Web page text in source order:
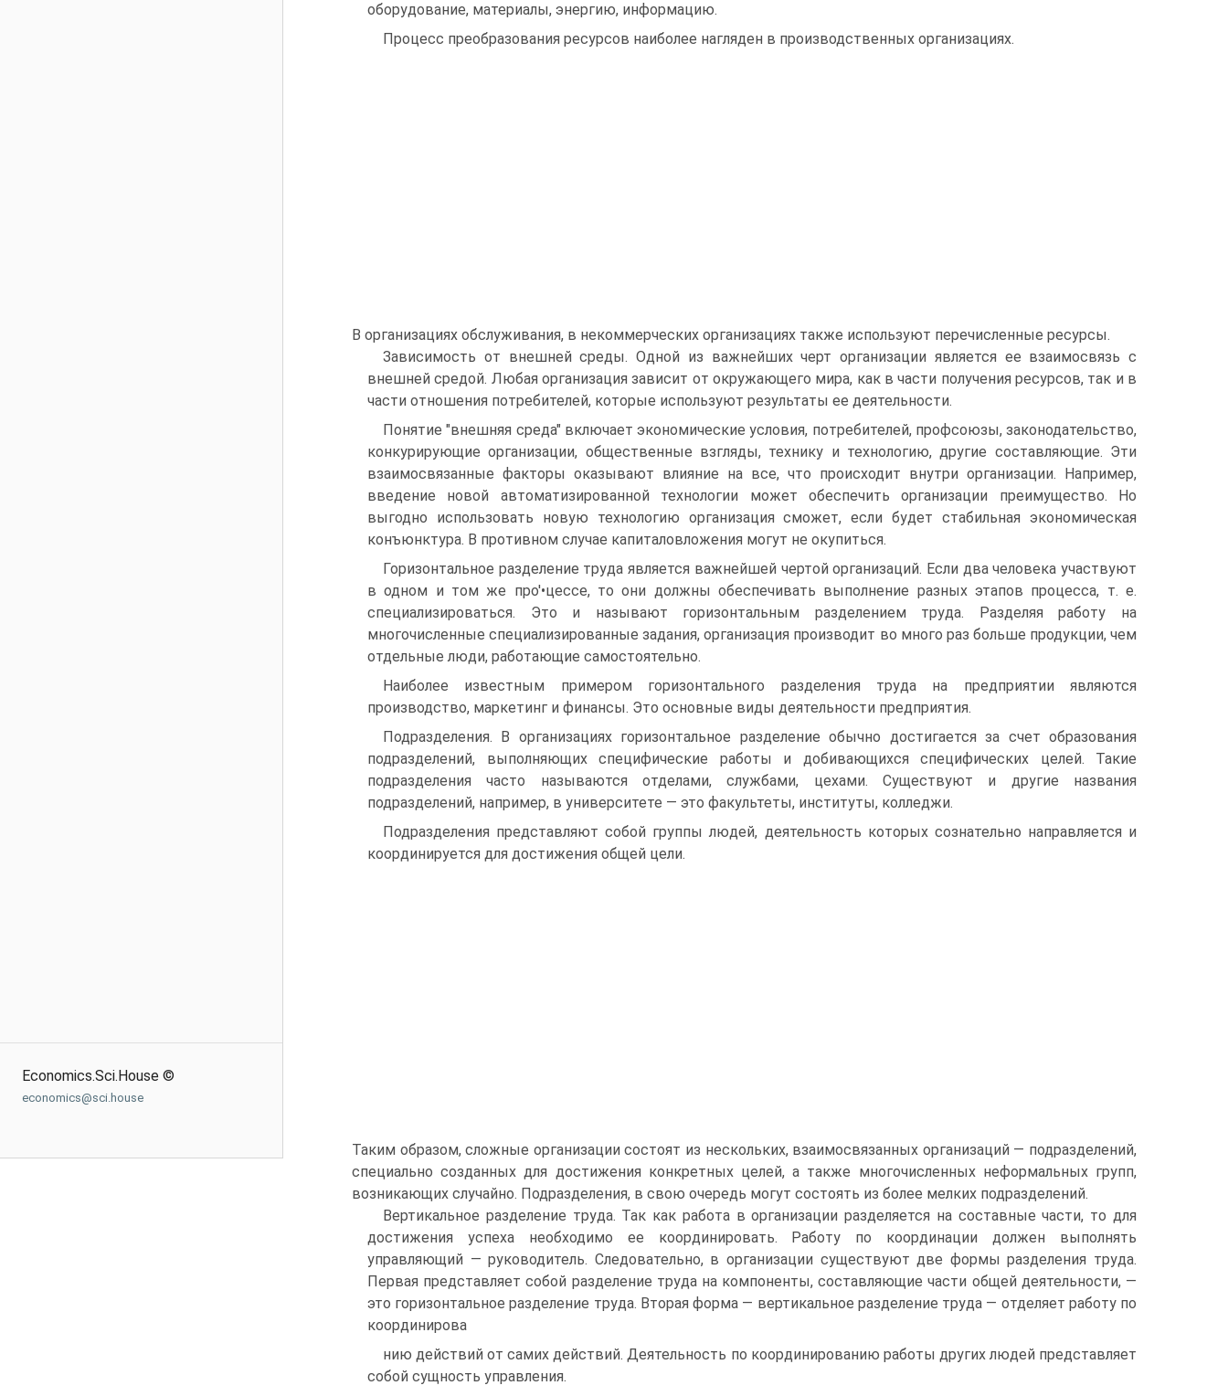
Economics.Sci.House ©
economics@sci.house
оборудование, материалы, энергию, информацию.
Процесс преобразования ресурсов наиболее нагляден в производственных организациях.
В организациях обслуживания, в некоммерческих организациях также используют перечисленные ресурсы.
Зависимость от внешней среды. Одной из важнейших черт организации является ее взаимосвязь с
внешней средой. Любая организация зависит от окружающего мира, как в части получения ресурсов, так и в
части отношения потребителей, которые используют результаты ее деятельности.
Понятие "внешняя среда" включает экономические условия, потребителей, профсоюзы, законодательство,
конкурирующие организации, общественные взгляды, технику и технологию, другие составляющие. Эти
взаимосвязанные факторы оказывают влияние на все, что происходит внутри организации. Например,
введение новой автоматизированной технологии может обеспечить организации преимущество. Но
выгодно использовать новую технологию организация сможет, если будет стабильная экономическая
конъюнктура. В противном случае капиталовложения могут не окупиться.
Горизонтальное разделение труда является важнейшей чертой организаций. Если два человека участвуют
в одном и том же про'•цессе, то они должны обеспечивать выполнение разных этапов процесса, т. е.
специализироваться. Это и называют горизонтальным разделением труда. Разделяя работу на
многочисленные специализированные задания, организация производит во много раз больше продукции, чем
отдельные люди, работающие самостоятельно.
Наиболее известным примером горизонтального разделения труда на предприятии являются
производство, маркетинг и финансы. Это основные виды деятельности предприятия.
Подразделения. В организациях горизонтальное разделение обычно достигается за счет образования
подразделений, выполняющих специфические работы и добивающихся специфических целей. Такие
подразделения часто называются отделами, службами, цехами. Существуют и другие названия
подразделений, например, в университете — это факультеты, институты, колледжи.
Подразделения представляют собой группы людей, деятельность которых сознательно направляется и
координируется для достижения общей цели.
Таким образом, сложные организации состоят из нескольких, взаимосвязанных организаций — подразделений,
специально созданных для достижения конкретных целей, а также многочисленных неформальных групп,
возникающих случайно. Подразделения, в свою очередь могут состоять из более мелких подразделений.
Вертикальное разделение труда. Так как работа в организации разделяется на составные части, то для
достижения успеха необходимо ее координировать. Работу по координации должен выполнять
управляющий — руководитель. Следовательно, в организации существуют две формы разделения труда.
Первая представляет собой разделение труда на компоненты, составляющие части общей деятельности, —
это горизонтальное разделение труда. Вторая форма — вертикальное разделение труда — отделяет работу по
координирова
нию действий от самих действий. Деятельность по координированию работы других людей представляет
собой сущность управления.